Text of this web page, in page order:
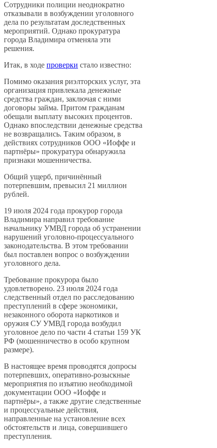
Сотрудники полиции неоднократно
отказывали в возбуждении уголовного
дела по результатам доследственных
мероприятий. Однако прокуратура
города Владимира отменяла эти
решения.
Итак, в ходе проверки стало известно:
Помимо оказания риэлторских услуг, эта
организация привлекала денежные
средства граждан, заключая с ними
договоры займа. Притом гражданам
обещали выплату высоких процентов.
Однако впоследствии денежные средства
не возвращались. Таким образом, в
действиях сотрудников ООО «Иоффе и
партнёры» прокуратура обнаружила
признаки мошенничества.
Общий ущерб, причинённый
потерпевшим, превысил 21 миллион
рублей.
19 июля 2024 года прокурор города
Владимира направил требование
начальнику УМВД города об устранении
нарушений уголовно-процессуального
законодательства. В этом требовании
был поставлен вопрос о возбуждении
уголовного дела.
Требование прокурора было
удовлетворено. 23 июля 2024 года
следственный отдел по расследованию
преступлений в сфере экономики,
незаконного оборота наркотиков и
оружия СУ УМВД города возбудил
уголовное дело по части 4 статьи 159 УК
РФ (мошенничество в особо крупном
размере).
В настоящее время проводятся допросы
потерпевших, оперативно-розыскные
мероприятия по изъятию необходимой
документации ООО «Иоффе и
партнёры», а также другие следственные
и процессуальные действия,
направленные на установление всех
обстоятельств и лица, совершившего
преступления.